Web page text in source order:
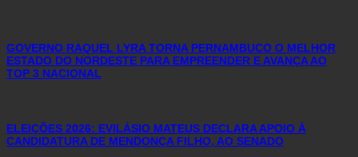
GOVERNO RAQUEL LYRA TORNA PERNAMBUCO O MELHOR
ESTADO DO NORDESTE PARA EMPREENDER E AVANÇA AO
TOP 3 NACIONAL
ELEIÇÕES 2026: EVILÁSIO MATEUS DECLARA APOIO À
CANDIDATURA DE MENDONÇA FILHO, AO SENADO